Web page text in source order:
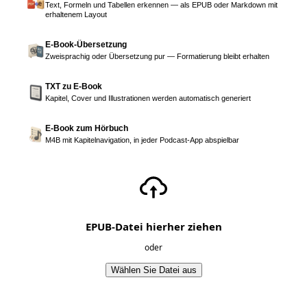
Text, Formeln und Tabellen erkennen — als EPUB oder Markdown mit
erhaltenem Layout
E-Book-Übersetzung
Zweisprachig oder Übersetzung pur — Formatierung bleibt erhalten
TXT zu E-Book
Kapitel, Cover und Illustrationen werden automatisch generiert
E-Book zum Hörbuch
M4B mit Kapitelnavigation, in jeder Podcast-App abspielbar
EPUB-Datei hierher ziehen
oder
Wählen Sie Datei aus